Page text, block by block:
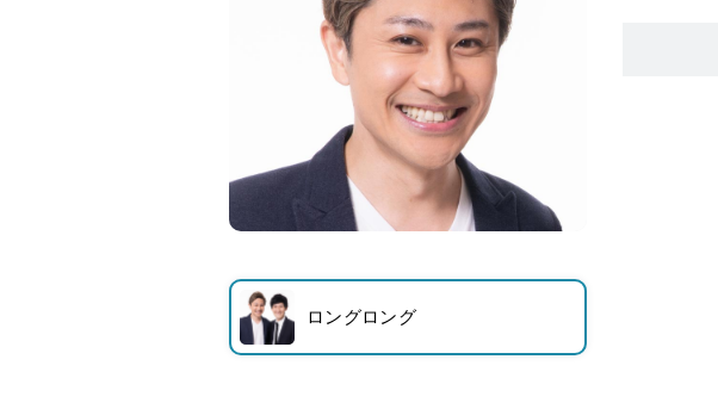
ロングロング